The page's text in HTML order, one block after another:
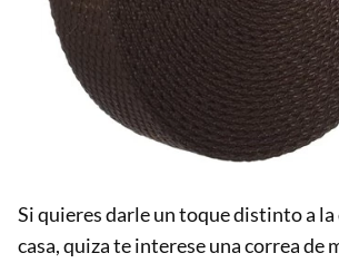
Si quieres darle un toque distinto a
casa, quiza te interese una correa de